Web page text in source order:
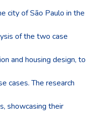
city of São Paulo in the
of the two case
and housing design, to
cases. The research
showcasing their